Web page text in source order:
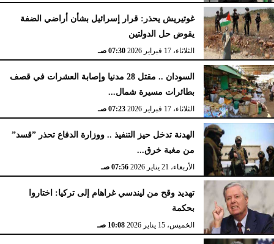
غوتيريش يحذر: قرار إسرائيل بشأن أراضي الضفة
يقوض حل الدولتين
الثلاثاء، 17 فبراير 2026 07:30 صـ
السودان .. مقتل 28 مدنيا وإصابة العشرات في قصف
بطائرات مسيرة شمال...
الثلاثاء، 17 فبراير 2026 07:23 صـ
الهدنة تدخل حيز التنفيذ .. ووزارة الدفاع تحذر ”قسد”
من مغبة خرق...
الأربعاء، 21 يناير 2026 07:56 صـ
تهديد وقح من ليندسي غراهام إلى تركيا: اختاروا
بحكمة
الخميس، 15 يناير 2026 10:08 صـ